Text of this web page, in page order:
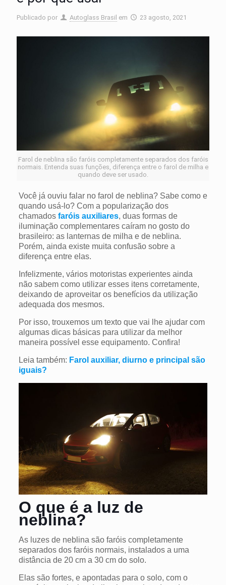
Publicado por Autoglass Brasil em 23 agosto, 2021
Farol de neblina são faróis completamente separados dos faróis
normais. Entenda suas funções, diferença entre o farol de milha e
quando deve ser usado.
Você já ouviu falar no farol de neblina? Sabe como e
quando usá-lo? Com a popularização dos
chamados faróis auxiliares, duas formas de
iluminação complementares caíram no gosto do
brasileiro: as lanternas de milha e de neblina.
Porém, ainda existe muita confusão sobre a
diferença entre elas.
Infelizmente, vários motoristas experientes ainda
não sabem como utilizar esses itens corretamente,
deixando de aproveitar os benefícios da utilização
adequada dos mesmos.
Por isso, trouxemos um texto que vai lhe ajudar com
algumas dicas básicas para utilizar da melhor
maneira possível esse equipamento. Confira!
Leia também: Farol auxiliar, diurno e principal são
iguais?
O que é a luz de
neblina?
As luzes de neblina são faróis completamente
separados dos faróis normais, instalados a uma
distância de 20 cm a 30 cm do solo.
Elas são fortes, e apontadas para o solo, com o